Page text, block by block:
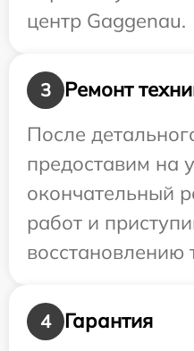
центр Gaggenau.
3
Ремонт
После
предоставим на
окончательный
работ и
восстановлению
4
Гарантия